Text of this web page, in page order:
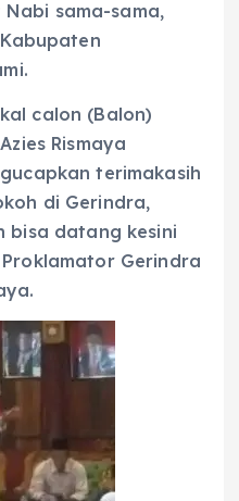
sama-sama,
calon (Balon)
Rismaya
terimakasih
di Gerindra,
bisa datang kesini
Gerindra